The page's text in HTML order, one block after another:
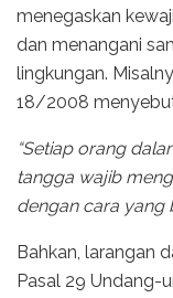
menegaskan
dan menangani
lingkungan.
18/2008
“Setiap orang
tangga wajib
dengan cara yang
Bahkan, larangan
Pasal 29